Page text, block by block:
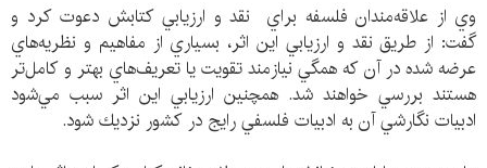
وي از علاقه‌مندان فلسفه براي نقد و ارزيابي كتابش دعوت كرد و
گفت: از طريق نقد و ارزيابي اين اثر، بسياري از مفاهيم و نظريه‌هاي
عرضه شده در آن كه همگي نيازمند تقويت يا تعريف‌هاي بهتر و كامل‌تر
هستند بررسي خواهند شد. همچنين ارزيابي اين اثر سبب مي‌شود
ادبيات نگارشي آن به ادبيات فلسفي رايج در كشور نزديك شود.